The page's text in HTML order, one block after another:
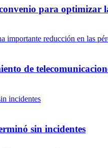
para optimizar
de
sin incidentes